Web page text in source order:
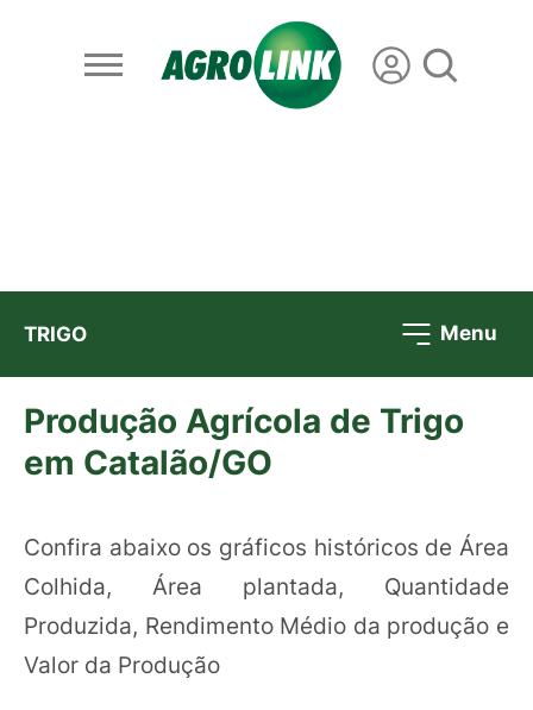
TRIGO Menu
Produção Agrícola de Trigo
em Catalão/GO
Confira abaixo os gráficos históricos de Área
Colhida, Área plantada, Quantidade
Produzida, Rendimento Médio da produção e
Valor da Produção